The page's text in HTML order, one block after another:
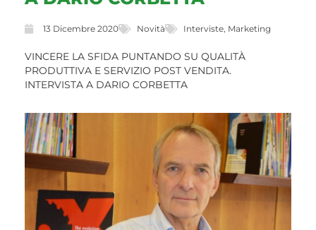
13 Dicembre 2020 Novità Interviste, Marketing
VINCERE LA SFIDA PUNTANDO SU QUALITÀ
PRODUTTIVA E SERVIZIO POST VENDITA.
INTERVISTA A DARIO CORBETTA